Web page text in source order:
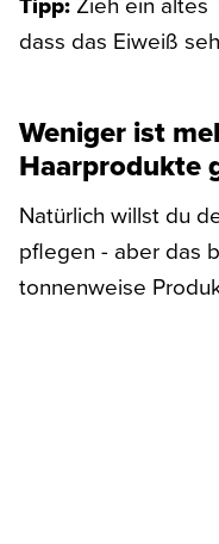
dass das Eiweiß
Weniger ist
Haarprodukte
Natürlich willst du
pflegen - aber das
tonnenweise